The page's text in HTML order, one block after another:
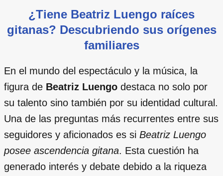
¿Tiene Beatriz Luengo raíces
gitanas? Descubriendo sus orígenes
familiares
En el mundo del espectáculo y la música, la
figura de Beatriz Luengo destaca no solo por
su talento sino también por su identidad cultural.
Una de las preguntas más recurrentes entre sus
seguidores y aficionados es si Beatriz Luengo
posee ascendencia gitana. Esta cuestión ha
generado interés y debate debido a la riqueza